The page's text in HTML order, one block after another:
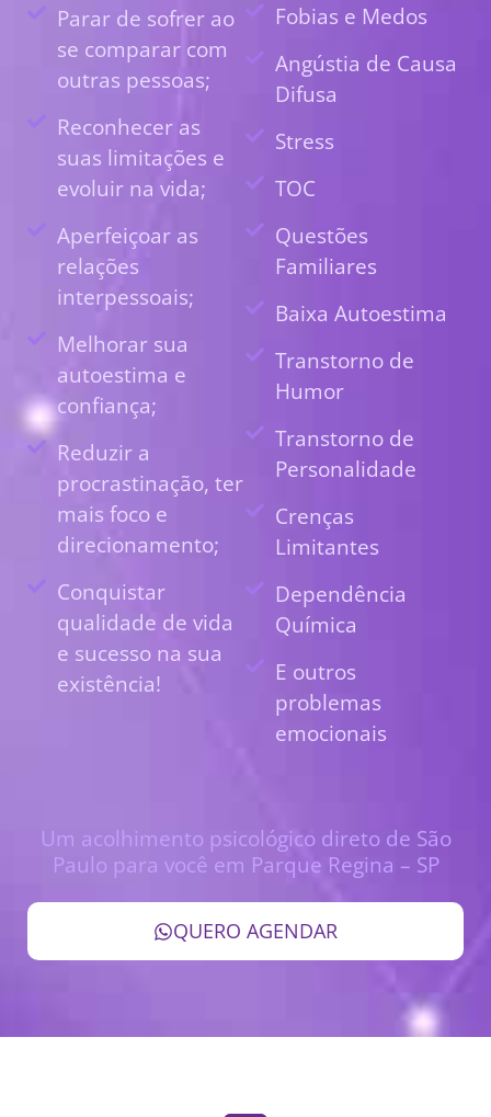
Parar de sofrer ao
se comparar com
outras pessoas;
Reconhecer as
suas limitações e
evoluir na vida;
Aperfeiçoar as
relações
interpessoais;
Melhorar sua
autoestima e
confiança;
Reduzir a
procrastinação, ter
mais foco e
direcionamento;
Conquistar
qualidade de vida
e sucesso na sua
existência!
Fobias e Medos
Angústia de Causa
Difusa
Stress
TOC
Questões
Familiares
Baixa Autoestima
Transtorno de
Humor
Transtorno de
Personalidade
Crenças
Limitantes
Dependência
Química
E outros
problemas
emocionais
Um acolhimento psicológico direto de São
Paulo para você em Parque Regina – SP
QUERO AGENDAR